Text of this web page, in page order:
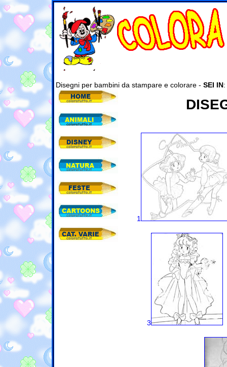
Disegni per bambini da stampare e colorare - SEI IN:
1
3